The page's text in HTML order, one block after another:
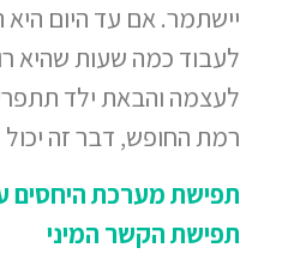
יישתמר. אם עד היום היא
לעבוד כמה שעות שהיא
לעצמה והבאת ילד
רמת החופש, דבר זה
תפישת מערכת היחסים
תפישת הקשר המיני